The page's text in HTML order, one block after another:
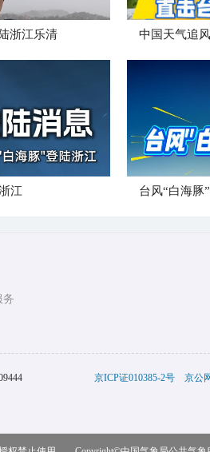
浙江乐清
江 台风“白海豚
务
京ICP证010385-2号 京公